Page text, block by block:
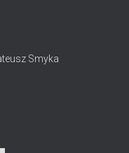
Smyka